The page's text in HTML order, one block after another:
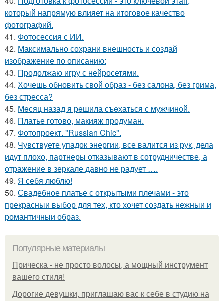
который напрямую влияет на итоговое качество
фотографий.
41. Фотосессия с ИИ.
42. Максимально сохрани внешность и создай
изображение по описанию:
43. Продолжаю игру с нейросетями.
44. Хочешь обновить свой образ - без салона, без грима,
без стресса?
45. Мeсяц назад я рeшила съeхаться с мужчиной.
46. Платье готово, макияж продуман.
47. Фотопроект. "Russian Chic".
48. Чувствуете упадок энергии, все валится из рук, дела
идут плохо, партнеры отказывают в сотрудничестве, а
отражение в зеркале давно не радует ….
49. Я себя люблю!
50. Свадебное платье с открытыми плечами - это
прекрасныи выбор для тех, кто хочет создать нежныи и
романтичныи образ.
Популярные материалы
Прическа - не просто волосы, а мощный инструмент
вашего стиля!
Дорогие девушки, приглашаю вас к себе в студию на